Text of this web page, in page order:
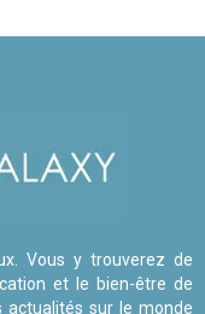
Vous y trouverez de
et le bien-être de
actualités sur le monde